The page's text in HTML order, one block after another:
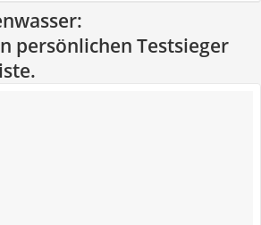
persönlichen Testsieger